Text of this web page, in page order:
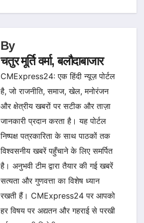
By
चतुर मूर्ति वर्मा, बलौदाबाजार
CMExpress24: एक हिंदी न्यूज़ पोर्टल
है, जो राजनीति, समाज, खेल, मनोरंजन
और क्षेत्रीय खबरों पर सटीक और ताज़ा
जानकारी प्रदान करता है। यह पोर्टल
निष्पक्ष पत्रकारिता के साथ पाठकों तक
विश्वसनीय खबरें पहुँचाने के लिए समर्पित
है। अनुभवी टीम द्वारा तैयार की गई खबरें
सत्यता और गुणवत्ता का विशेष ध्यान
रखती हैं। CMExpress24 पर आपको
हर विषय पर अद्यतन और गहराई से परखी